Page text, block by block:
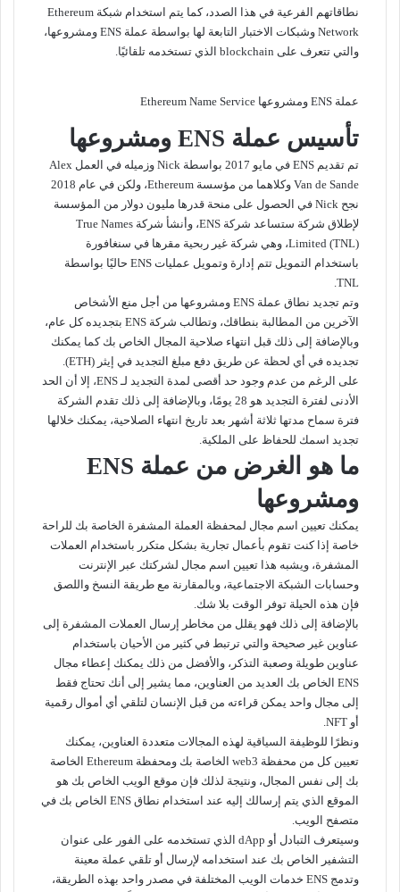
نطاقاتهم الفرعية في هذا الصدد، كما يتم استخدام شبكة Ethereum
Network وشبكات الاختبار التابعة لها بواسطة عملة ENS ومشروعها،
والتي تتعرف على blockchain الذي تستخدمه تلقائيًا.
عملة ENS ومشروعها Ethereum Name Service
تأسيس عملة ENS ومشروعها
تم تقديم ENS في مايو 2017 بواسطة Nick وزميله في العمل Alex
Van de Sande وكلاهما من مؤسسة Ethereum، ولكن في عام 2018
نجح Nick في الحصول على منحة قدرها مليون دولار من المؤسسة
لإطلاق شركة ستساعد شركة ENS، وأنشأ شركة True Names
Limited (TNL)، وهي شركة غير ربحية مقرها في سنغافورة
باستخدام التمويل تتم إدارة وتمويل عمليات ENS حاليًا بواسطة
TNL.
وتم تجديد نطاق عملة ENS ومشروعها من أجل منع الأشخاص
الآخرين من المطالبة بنطاقك، وتطالب شركة ENS بتجديده كل عام،
وبالإضافة إلى ذلك قبل انتهاء صلاحية المجال الخاص بك كما يمكنك
تجديده في أي لحظة عن طريق دفع مبلغ التجديد في إيثر (ETH).
على الرغم من عدم وجود حد أقصى لمدة التجديد لـ ENS، إلا أن الحد
الأدنى لفترة التجديد هو 28 يومًا، وبالإضافة إلى ذلك تقدم الشركة
فترة سماح مدتها ثلاثة أشهر بعد تاريخ انتهاء الصلاحية، يمكنك خلالها
تجديد اسمك للحفاظ على الملكية.
ما هو الغرض من عملة ENS
ومشروعها
يمكنك تعيين اسم مجال لمحفظة العملة المشفرة الخاصة بك للراحة
خاصة إذا كنت تقوم بأعمال تجارية بشكل متكرر باستخدام العملات
المشفرة، ويشبه هذا تعيين اسم مجال لشركتك عبر الإنترنت
وحسابات الشبكة الاجتماعية، وبالمقارنة مع طريقة النسخ واللصق
فإن هذه الحيلة توفر الوقت بلا شك.
بالإضافة إلى ذلك فهو يقلل من مخاطر إرسال العملات المشفرة إلى
عناوين غير صحيحة والتي ترتبط في كثير من الأحيان باستخدام
عناوين طويلة وصعبة التذكر، والأفضل من ذلك يمكنك إعطاء مجال
ENS الخاص بك العديد من العناوين، مما يشير إلى أنك تحتاج فقط
إلى مجال واحد يمكن قراءته من قبل الإنسان لتلقي أي أموال رقمية
أو NFT.
ونظرًا للوظيفة السياقية لهذه المجالات متعددة العناوين، يمكنك
تعيين كل من محفظة web3 الخاصة بك ومحفظة Ethereum الخاصة
بك إلى نفس المجال، ونتيجة لذلك فإن موقع الويب الخاص بك هو
الموقع الذي يتم إرسالك إليه عند استخدام نطاق ENS الخاص بك في
متصفح الويب.
وسيتعرف التبادل أو dApp الذي تستخدمه على الفور على عنوان
التشفير الخاص بك عند استخدامه لإرسال أو تلقي عملة معينة
وتدمج ENS خدمات الويب المختلفة في مصدر واحد بهذه الطريقة،